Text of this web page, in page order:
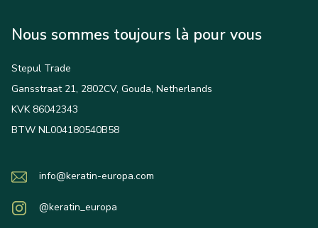
Nous sommes toujours là pour vous
Stepul Trade
Gansstraat 21, 2802CV, Gouda, Netherlands
KVK 86042343
BTW NL004180540B58
info@keratin-europa.com
@keratin_europa